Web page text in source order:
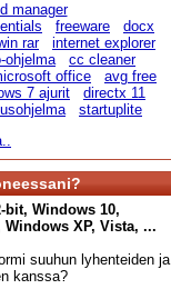
manager
freeware
docx
rar
internet explorer
ohjelma
cc cleaner
office
avg free
7 ajurit
directx 11
startuplite
bit, Windows 10,
Windows XP, Vista, ...
suuhun lyhenteiden ja
kanssa?